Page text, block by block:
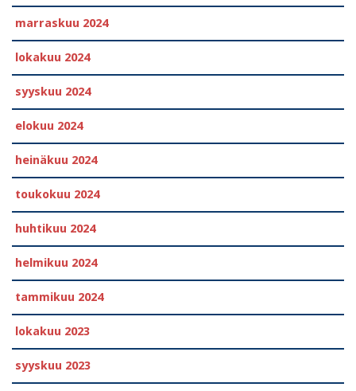
marraskuu 2024
lokakuu 2024
syyskuu 2024
elokuu 2024
heinäkuu 2024
toukokuu 2024
huhtikuu 2024
helmikuu 2024
tammikuu 2024
lokakuu 2023
syyskuu 2023